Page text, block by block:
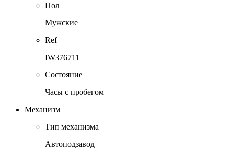
Пол
Мужские
Ref
IW376711
Состояние
Часы с пробегом
Механизм
Тип механизма
Автоподзавод